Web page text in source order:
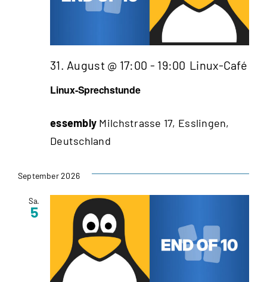
Linux-Sprechstunde
31. August @ 17:00 - 19:00 Linux-Café
essembly Milchstrasse 17, Esslingen,
Deutschland
September 2026
Sa.
5